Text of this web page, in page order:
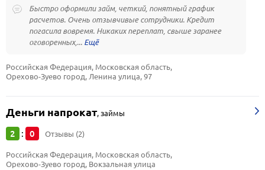
Быстро оформили займ, четкий, понятный график
расчетов. Очень отзывчивые сотрудники. Кредит
погасила вовремя. Никаких переплат, свыше заранее
оговоренных,...
Российская Федерация, Московская область,
Орехово-Зуево город, Ленина улица, 97
Деньги напрокат,займы
2 : 0 Отзывы (2)
Российская Федерация, Московская область,
Орехово-Зуево город, Вокзальная улица